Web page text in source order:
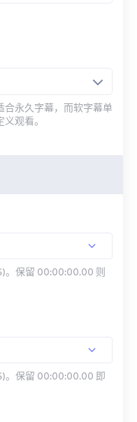
合永久字幕，而软字幕单
观看。
。保留 00:00:00.00 则
。保留 00:00:00.00 即